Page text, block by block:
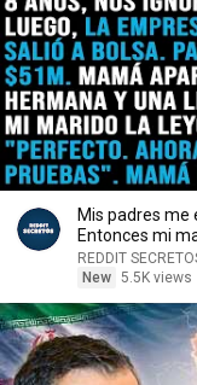
Mis padres me
Entonces mi
REDDIT
New 5.5K views